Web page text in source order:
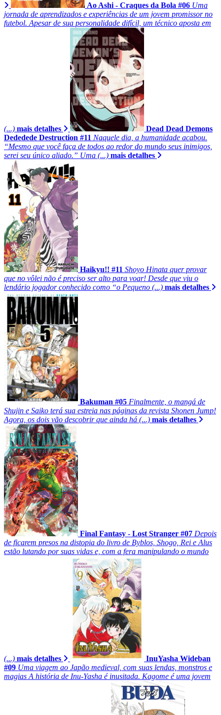
Ao Ashi - Craques da Bola #06 Uma
jornada de aprendizados e experiências de um jovem promissor no
futebol. Apesar de sua personalidade difícil, um técnico aposta em
(...) mais detalhes
Dead Dead Demons
Dededede Destruction #11 Naquele dia, a humanidade acabou.
“Mesmo que você faça de todos ao redor do mundo seus inimigos,
serei seu único aliado.” Uma (...) mais detalhes
Haikyu!! #11 Shoyo Hinata quer provar
que no vôlei não é preciso ser alto para voar! Desde que viu o
lendário jogador conhecido como “o Pequeno (...) mais detalhes
Bakuman #05 Finalmente, o mangá de
Shujin e Saiko terá sua estreia nas páginas da revista Shonen Jump!
Agora, os dois vão descobrir que ainda há (...) mais detalhes
Final Fantasy - Lost Stranger #07 Depois
de ficarem presos na distopia do livro de Byblos, Shogo, Rei e Alus
estão lutando por suas vidas e, com a fera manipulando o mundo
(...) mais detalhes
InuYasha Wideban
#09 Uma viagem ao Japão medieval, com suas lendas, monstros e
magias A história de Inu-Yasha é inusitada. Kagome é uma jovem